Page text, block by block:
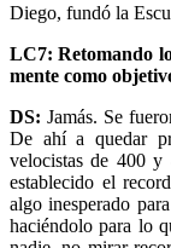
Diego, fundó la
LC7: Retomando
mente como
DS: Jamás. Se
De ahí a quedar
velocistas de 400 y
establecido el
algo inesperado
haciéndolo para lo